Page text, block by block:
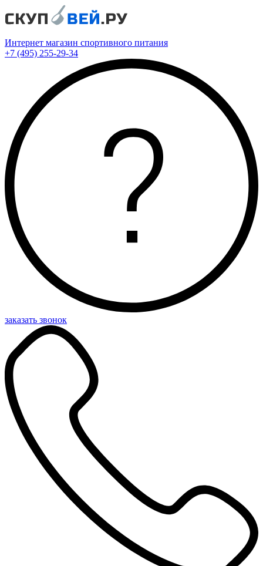
Интернет магазин спортивного питания
+7 (495) 255-29-34
заказать звонок